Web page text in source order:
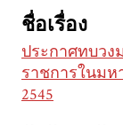
ชื่อเรื่อง
ประกาศทบวง
ราชการในมห
2545